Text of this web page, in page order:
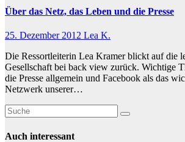
Über das Netz, das Leben und die Presse
25. Dezember 2012 Lea K.
Die Ressortleiterin Lea Kramer blickt auf die
Gesellschaft bei back view zurück. Wichtige
die Presse allgemein und Facebook als das
Netzwerk unserer…
Auch interessant